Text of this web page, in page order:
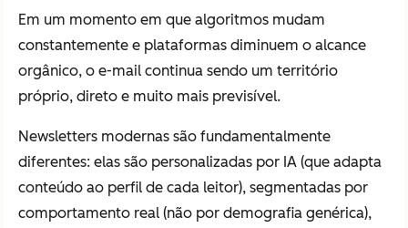
Em um momento em que algoritmos mudam
constantemente e plataformas diminuem o alcance
orgânico, o e-mail continua sendo um território
próprio, direto e muito mais previsível.
Newsletters modernas são fundamentalmente
diferentes: elas são personalizadas por IA (que adapta
conteúdo ao perfil de cada leitor), segmentadas por
comportamento real (não por demografia genérica),